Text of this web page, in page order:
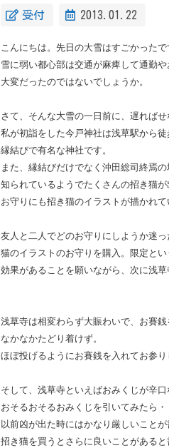
受付 2013.01.22
こんにちは。先日の大雪はすごかったで
雪に弱い都心部は交通が麻痺して通勤
大変だったのではないでしょうか。
さて、そんな大雪の一日前に、遅ればせ
私が初詣をした今戸神社は浅草駅から徒
縁結びで有名な神社です。
また、縁結びだけでなく沖田総司終焉
知られているようでたくさんの招き猫が
お守りにも招き猫のイラストが描かれ
友人と二人でどのお守りにしようか迷
猫のイラストのお守りを購入。限定とい
効果があることを願いながら、次に浅草
浅草寺は相変わらず大賑わいで、お賽
なかなかたどり着けず。
ほぼ投げるようにお賽銭を入れてお参り
そして、浅草寺といえばおみくじが辛
おそるおそるおみくじを引いてみたら・
以前凶が出た時にはかなり厳しいこと
招き猫を買うとさらに良いことがある